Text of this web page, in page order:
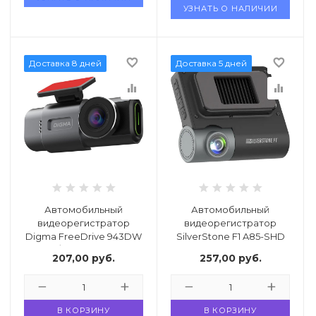
УЗНАТЬ О НАЛИЧИИ
Доставка 8 дней
favorite_border
equalizer
Автомобильный
видеорегистратор
Digma FreeDrive 943DW
207,00 руб.
В КОРЗИНУ
Доставка 5 дней
favorite_border
equalizer
Автомобильный
видеорегистратор
SilverStone F1 A85-SHD
257,00 руб.
В КОРЗИНУ